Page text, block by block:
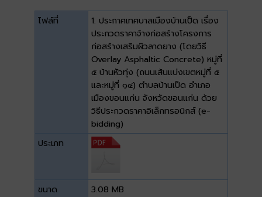
ไฟล์ที่
1. ประกาศเทศบาลเมืองบ้านเป็ด เรื่อง
ประกวดราคาจ้างก่อสร้างโครงการ
ก่อสร้างเสริมผิวลาดยาง (โดยวิธี
Overlay Asphaltic Concrete) หมู่ที่
๕ บ้านหัวทุ่ง (ถนนเส้นแบ่งเขตหมู่ที่ ๕
และหมู่ที่ ๑๔) ตำบลบ้านเป็ด อำเภอ
เมืองขอนแก่น จังหวัดขอนแก่น ด้วย
วิธีประกวดราคาอิเล็กทรอนิกส์ (e-
bidding)
ประเภท
ขนาด
3.08 MB